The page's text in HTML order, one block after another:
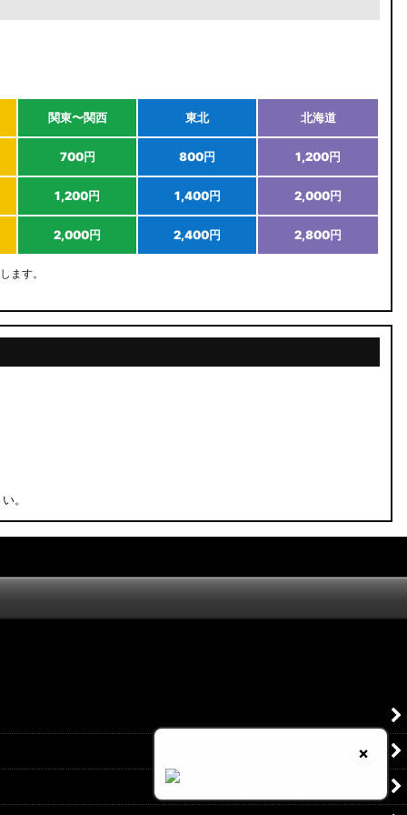
関東〜関西 東北 北海道
700円 800円 1,200円
1,200円 1,400円 2,000円
2,000円 2,400円 2,800円
ます。
。
×